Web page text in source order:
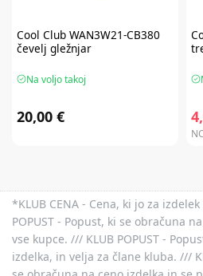
Cool ClubWAN3W21-CB380
čevelj gležnjar
Na voljo takoj
20,00 €
*KLUB CENA - Cena, ki jo za
POPUST - Popust, ki se obračuna
vse kupce. /// KLUB POPUST -
izdelka, in velja za člane kluba. ///